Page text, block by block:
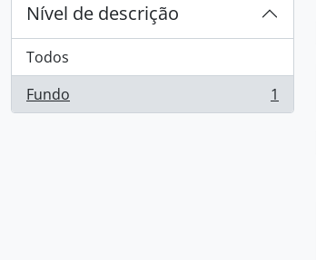
Nível de descrição
Todos
Fundo
, 1 resultados 1